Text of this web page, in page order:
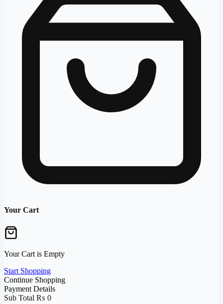
Your Cart
Your Cart is Empty
Start Shopping
Continue Shopping
Payment Details
Sub Total ₨ 0